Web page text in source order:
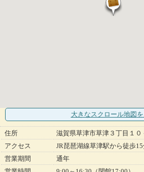
大きなスクロール地図
住所
滋賀県草津市草津３丁目１０
アクセス
JR琵琶湖線草津駅から徒歩15
営業期間
通年